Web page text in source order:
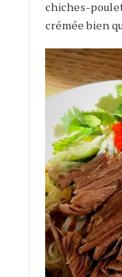
chiches-
crémée bien